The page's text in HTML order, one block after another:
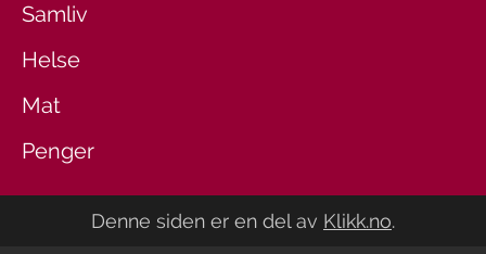
Samliv
Helse
Mat
Penger
Denne siden er en del av Klikk.no.